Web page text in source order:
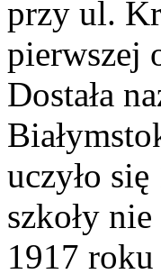
przy ul.
pierwszej
Dostała
uczyło
szkoły
1917